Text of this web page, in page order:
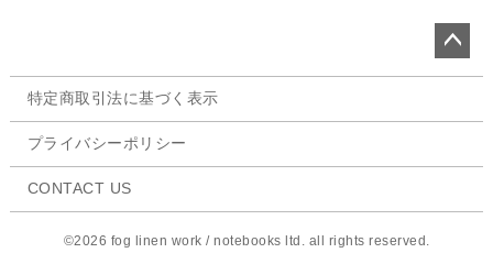
ペー
ップ
特定商取引法に基づく表示
プライバシーポリシー
CONTACT US
©2026 fog linen work / notebooks ltd. all rights reserved.